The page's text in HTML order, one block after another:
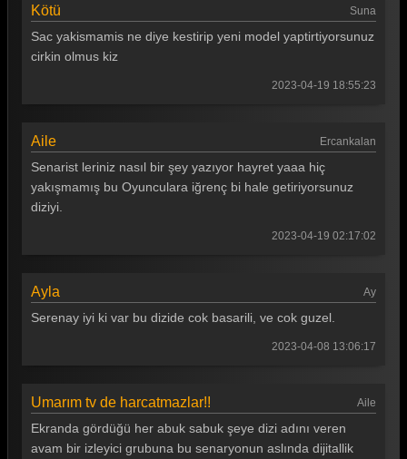
Kötü Suna
Sac yakismamis ne diye kestirip yeni model yaptirtiyorsunuz
cirkin olmus kiz
2023-04-19 18:55:23
Aile Ercankalan
Senarist leriniz nasıl bir şey yazıyor hayret yaaa hiç
yakışmamış bu Oyunculara iğrenç bi hale getiriyorsunuz
diziyi.
2023-04-19 02:17:02
Ayla Ay
Serenay iyi ki var bu dizide cok basarili, ve cok guzel.
2023-04-08 13:06:17
Umarım tv de harcatmazlar!! Aile
Ekranda gördüğü her abuk sabuk şeye dizi adını veren
avam bir izleyici grubuna bu senaryonun aslında dijitallik